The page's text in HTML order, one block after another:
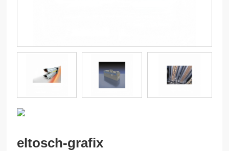
eltosch-grafix